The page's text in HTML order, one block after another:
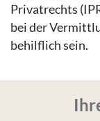
Privatrechts
bei der
behilflich sein.